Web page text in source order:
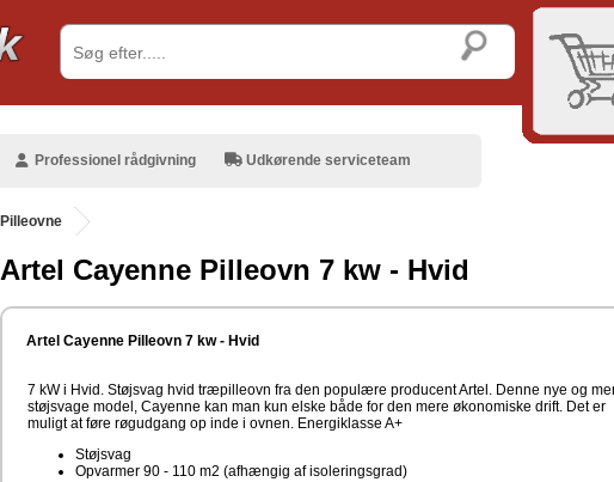
Professionel rådgivning Udkørende serviceteam
Pilleovne
Artel Cayenne Pilleovn 7 kw - Hvid
Artel Cayenne Pilleovn 7 kw - Hvid
7 kW i Hvid. Støjsvag hvid træpilleovn fra den populære producent Artel. Denne nye og
støjsvage model, Cayenne kan man kun elske både for den mere økonomiske drift. Det er
muligt at føre røgudgang op inde i ovnen. Energiklasse A+
Støjsvag
Opvarmer 90 - 110 m2 (afhængig af isoleringsgrad)